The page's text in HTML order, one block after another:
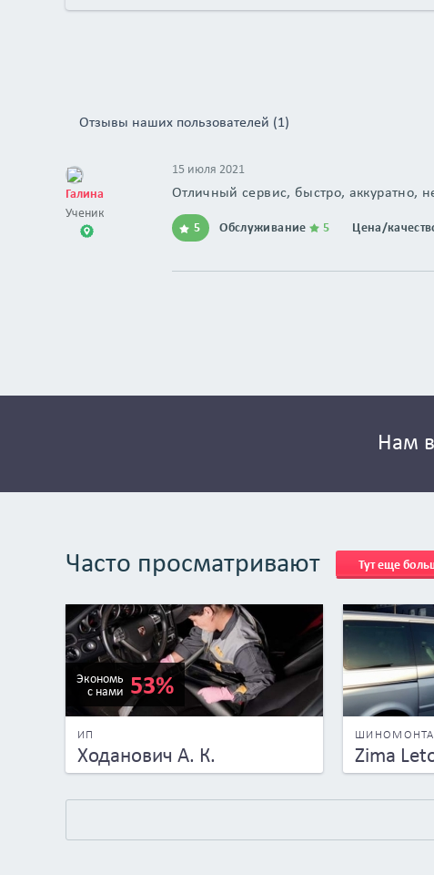
Отзывы наших пользователей (1)
Галина
Ученик
15 июля 2021
Отличный сервис, быстро, аккуратно,
5 Обслуживание 5 Цена/
Нам
Часто просматривают Тут еще
Экономь
с нами 53%
ИП
Ходанович А. К. Zima